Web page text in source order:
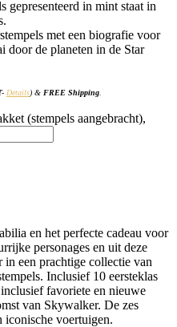
gepresenteerd in mint staat in
met een biografie voor
door de planeten in de Star
Details) & FREE Shipping
(stempels aangebracht),
en het perfecte cadeau voor
personages en uit deze
een prachtige collectie van
Inclusief 10 eersteklas
favoriete en nieuwe
van Skywalker. De zes
iconische voertuigen.